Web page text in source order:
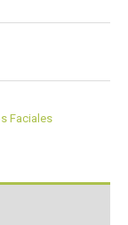
Faciales